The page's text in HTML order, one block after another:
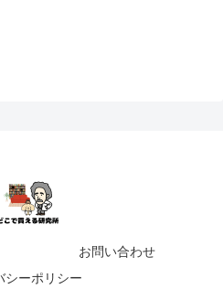
お問い合わせ
シーポリシー